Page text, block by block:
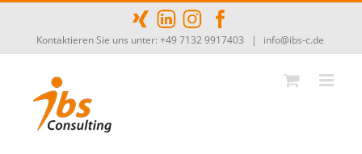
Inhalt
springen
Kontaktieren Sie uns unter: +49 7132 9917403 | info@ibs-c.de